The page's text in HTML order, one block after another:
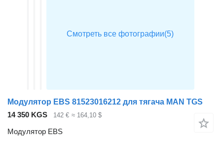
Модулятор EBS 81523016212 для тягача MAN TGS
14 350 KGS
142 € ≈ 164,10 $
Модулятор EBS